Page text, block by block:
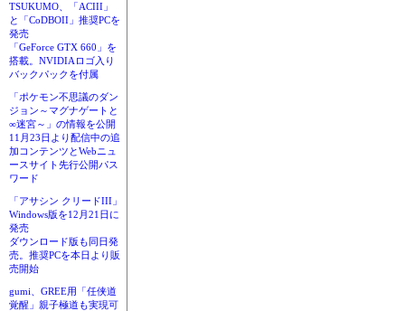
TSUKUMO、「ACIII」
と「CoDBOII」推奨PCを
発売
「GeForce GTX 660」を
搭載。NVIDIAロゴ入り
バックパックを付属
「ポケモン不思議のダン
ジョン～マグナゲートと
∞迷宮～」の情報を公開
11月23日より配信中の追
加コンテンツとWebニュ
ースサイト先行公開パス
ワード
「アサシン クリードIII」
Windows版を12月21日に
発売
ダウンロード版も同日発
売。推奨PCを本日より販
売開始
gumi、GREE用「任侠道
覚醒」親子極道も実現可